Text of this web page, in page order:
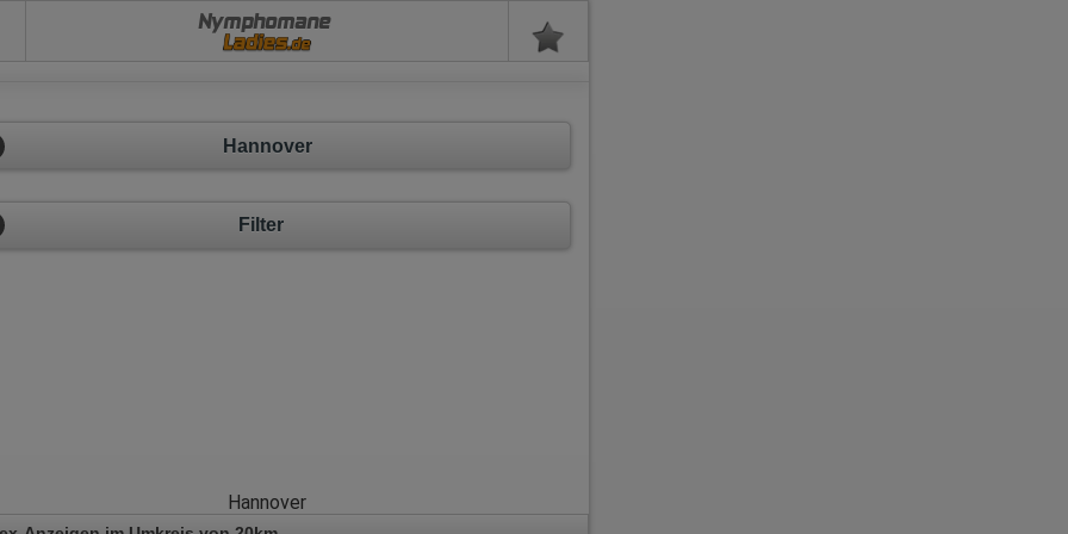
Nymphomane
Hannover
Filter
Hannover